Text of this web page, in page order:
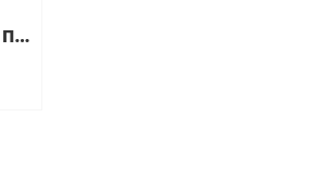
00J6192 Материнская плата IBM XSERIES X3550 M4